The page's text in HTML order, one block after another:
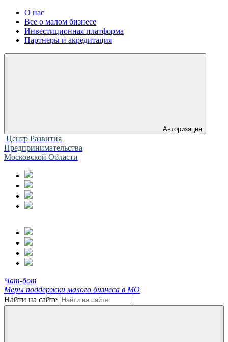
О нас
Все о малом бизнесе
Инвестиционная платформа
Партнеры и акредитация
Авторизация
Центр Развития
Предпринимательства
Московской Области
Чат-бот
Меры поддержки малого бизнеса в МО
Найти на сайте